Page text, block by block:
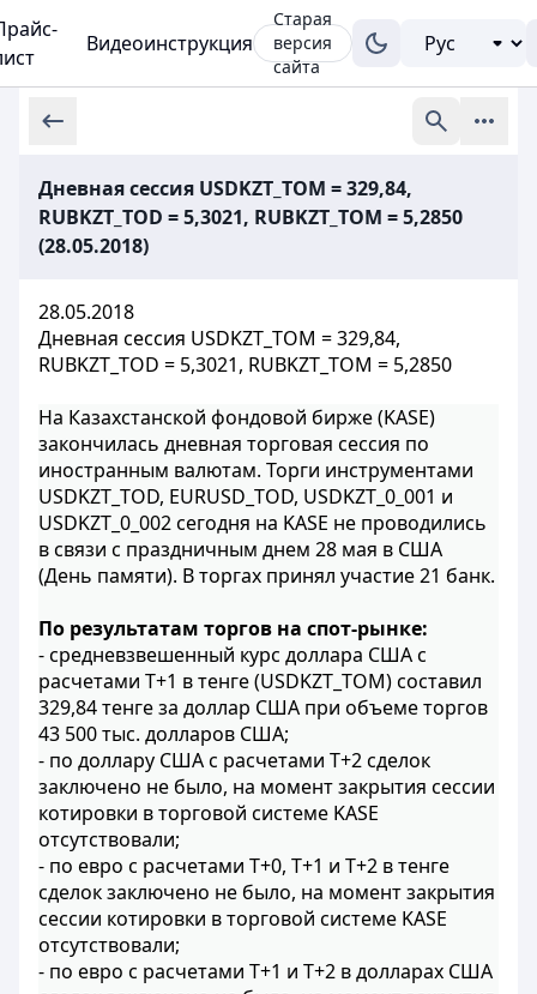
Видеоинструкция
Старая
версия
сайта
Дневная сессия USDKZT_TOM = 329,84,
RUBKZT_TOD = 5,3021, RUBKZT_TOM = 5,2850
(28.05.2018)
28.05.2018
Дневная сессия USDKZT_TOM = 329,84,
RUBKZT_TOD = 5,3021, RUBKZT_TOM = 5,2850
На Казахстанской фондовой бирже (KASE)
закончилась дневная торговая сессия по
иностранным валютам. Торги инструментами
USDKZT_TOD, EURUSD_TOD, USDKZT_0_001 и
USDKZT_0_002 сегодня на KASE не проводились
в связи с праздничным днем 28 мая в США
(День памяти). В торгах принял участие 21 банк.
По результатам торгов на спот-рынке:
- средневзвешенный курс доллара США с
расчетами T+1 в тенге (USDKZT_TOM) составил
329,84 тенге за доллар США при объеме торгов
43 500 тыс. долларов США;
- по доллару США с расчетами T+2 сделок
заключено не было, на момент закрытия сессии
котировки в торговой системе KASE
отсутствовали;
- по евро с расчетами Т+0, T+1 и T+2 в тенге
сделок заключено не было, на момент закрытия
сессии котировки в торговой системе KASE
отсутствовали;
- по евро с расчетами T+1 и T+2 в долларах США